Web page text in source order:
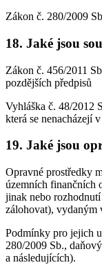
Zákon č. 280/2009
18. Jaké jsou
Zákon č. 456/2011
pozdějších předpisů
Vyhláška č. 48/2012
která se nenacházejí
19. Jaké jsou
Opravné prostředky
územních finančních
jinak nebo
zálohovat), vydaným
Podmínky pro jejich
280/2009 Sb.,
a následujících).